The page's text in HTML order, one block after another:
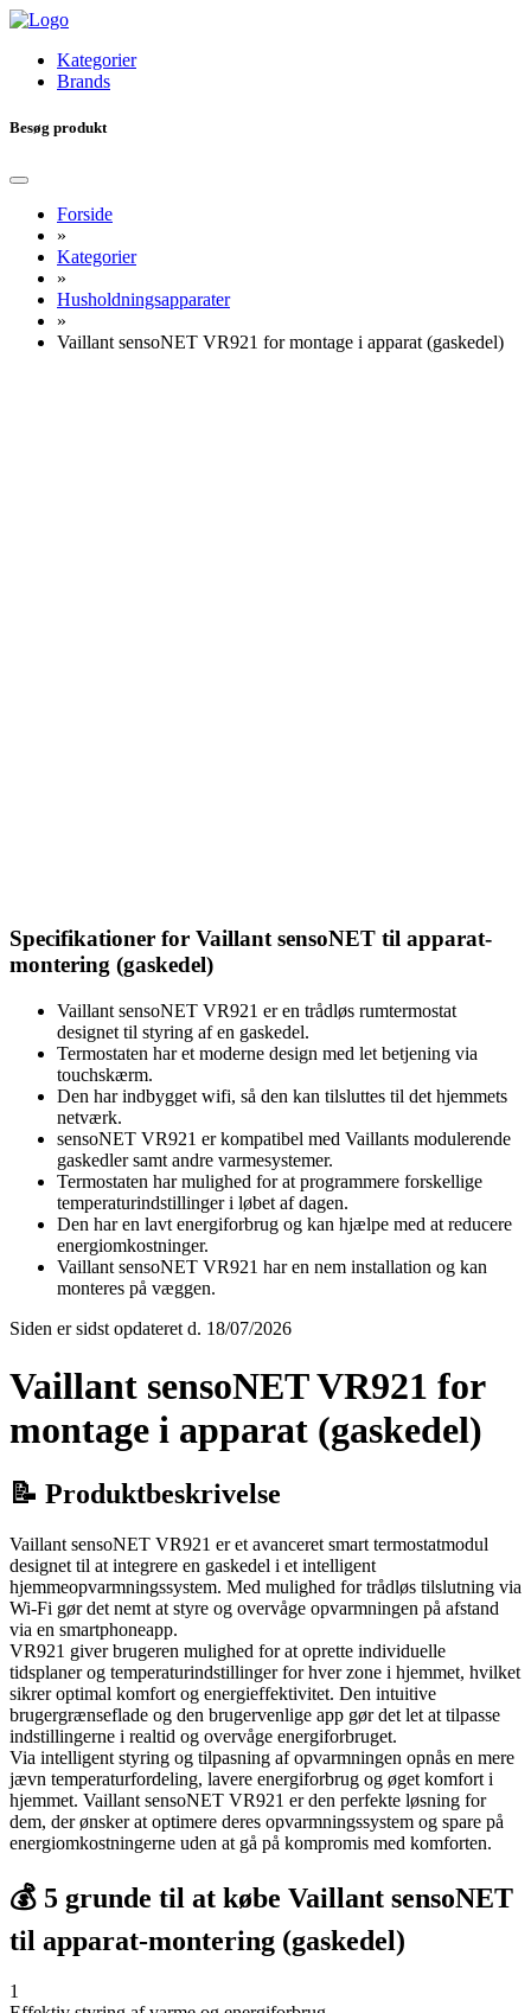
Kategorier
Brands
Besøg produkt
Forside
»
Kategorier
»
Husholdningsapparater
»
Vaillant sensoNET VR921 for montage i apparat (gaskedel)
Specifikationer for Vaillant sensoNET til apparat-
montering (gaskedel)
Vaillant sensoNET VR921 er en trådløs rumtermostat
designet til styring af en gaskedel.
Termostaten har et moderne design med let betjening via
touchskærm.
Den har indbygget wifi, så den kan tilsluttes til det hjemmets
netværk.
sensoNET VR921 er kompatibel med Vaillants modulerende
gaskedler samt andre varmesystemer.
Termostaten har mulighed for at programmere forskellige
temperaturindstillinger i løbet af dagen.
Den har en lavt energiforbrug og kan hjælpe med at reducere
energiomkostninger.
Vaillant sensoNET VR921 har en nem installation og kan
monteres på væggen.
Siden er sidst opdateret d. 18/07/2026
Vaillant sensoNET VR921 for
montage i apparat (gaskedel)
📝 Produktbeskrivelse
Vaillant sensoNET VR921 er et avanceret smart termostatmodul
designet til at integrere en gaskedel i et intelligent
hjemmeopvarmningssystem. Med mulighed for trådløs tilslutning via
Wi-Fi gør det nemt at styre og overvåge opvarmningen på afstand
via en smartphoneapp.
VR921 giver brugeren mulighed for at oprette individuelle
tidsplaner og temperaturindstillinger for hver zone i hjemmet, hvilket
sikrer optimal komfort og energieffektivitet. Den intuitive
brugergrænseflade og den brugervenlige app gør det let at tilpasse
indstillingerne i realtid og overvåge energiforbruget.
Via intelligent styring og tilpasning af opvarmningen opnås en mere
jævn temperaturfordeling, lavere energiforbrug og øget komfort i
hjemmet. Vaillant sensoNET VR921 er den perfekte løsning for
dem, der ønsker at optimere deres opvarmningssystem og spare på
energiomkostningerne uden at gå på kompromis med komforten.
💰 5 grunde til at købe Vaillant sensoNET
til apparat-montering (gaskedel)
1